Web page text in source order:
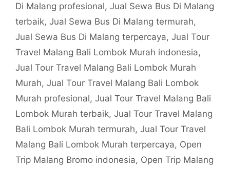
Di Malang profesional, Jual Sewa Bus Di Malang
terbaik, Jual Sewa Bus Di Malang termurah,
Jual Sewa Bus Di Malang terpercaya, Jual Tour
Travel Malang Bali Lombok Murah indonesia,
Jual Tour Travel Malang Bali Lombok Murah
Murah, Jual Tour Travel Malang Bali Lombok
Murah profesional, Jual Tour Travel Malang Bali
Lombok Murah terbaik, Jual Tour Travel Malang
Bali Lombok Murah termurah, Jual Tour Travel
Malang Bali Lombok Murah terpercaya, Open
Trip Malang Bromo indonesia, Open Trip Malang